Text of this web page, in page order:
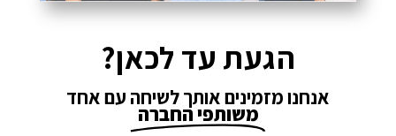
הגעת עד לכאן?
אנחנו מזמינים אותך לשיחה עם אחד
משותפי החברה